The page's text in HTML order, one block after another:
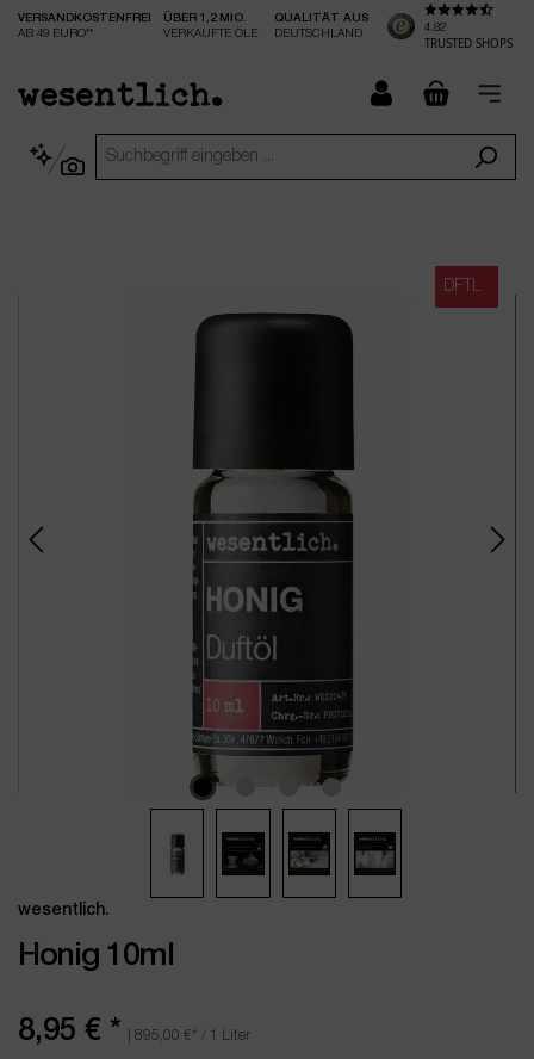
springen
VERSANDKOSTENFREI
AB 49 EURO**
ÜBER 1,2 MIO.
VERKAUFTE ÖLE
QUALITÄT AUS
DEUTSCHLAND
4.82
TRUSTED SHOPS
DFTL
wesentlich.
Honig 10ml
8,95 € * 895,00 € * / 1 Liter